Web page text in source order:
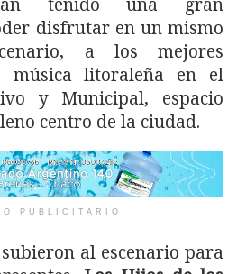
disfrutar en un mismo
a los mejores
música litoraleña en el
y Municipal, espacio
centro de la ciudad.
PUBLICITARIO
al escenario para